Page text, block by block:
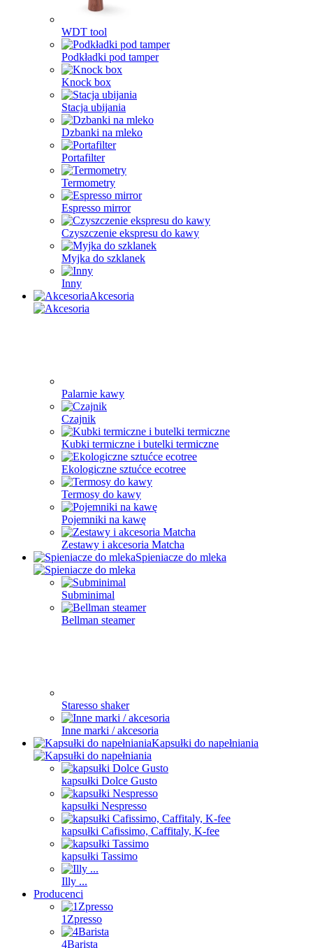
WDT tool
Podkładki pod tamper
Knock box
Stacja ubijania
Dzbanki na mleko
Portafilter
Termometry
Espresso mirror
Czyszczenie ekspresu do kawy
Myjka do szklanek
Inny
Akcesoria
Palarnie kawy
Czajnik
Kubki termiczne i butelki termiczne
Ekologiczne sztućce ecotree
Termosy do kawy
Pojemniki na kawę
Zestawy i akcesoria Matcha
Spieniacze do mleka
Subminimal
Bellman steamer
Staresso shaker
Inne marki / akcesoria
Kapsułki do napełniania
kapsułki Dolce Gusto
kapsułki Nespresso
kapsułki Cafissimo, Caffitaly, K-fee
kapsułki Tassimo
Illy ...
Producenci
1Zpresso
4Barista